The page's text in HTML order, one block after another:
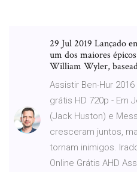
29 Jul 2019 Lançado
um dos maiores
William Wyler,
Assistir Ben-Hur
grátis HD 720p - Em
(Jack Huston) e
cresceram juntos,
tornam inimigos.
Online Grátis AHD